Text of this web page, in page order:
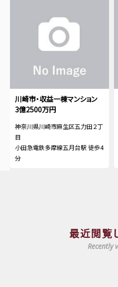
川崎市・収益一棟マンション
3億2500万円
神奈川県川崎市麻生区五力田２丁
目
小田急電鉄多摩線五月台駅 徒歩4
分
最近閲覧
Recently